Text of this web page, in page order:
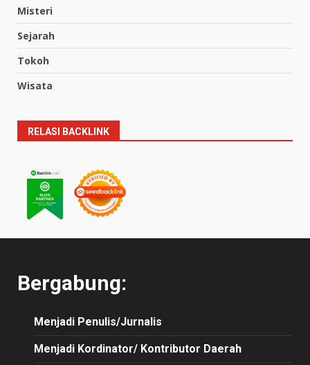
Misteri
Sejarah
Tokoh
Wisata
RELASI BACKLINK
Bergabung:
Menjadi Penulis/Jurnalis
Menjadi Kordinator/ Kontributor Daerah